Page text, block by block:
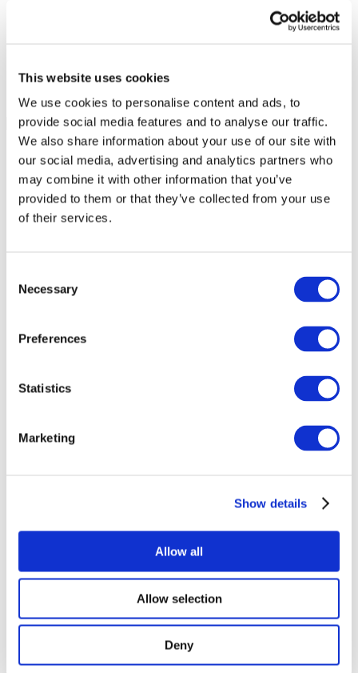
This website uses cookies
We use cookies to personalise content and ads, to
provide social media features and to analyse our traffic.
We also share information about your use of our site with
our social media, advertising and analytics partners who
may combine it with other information that you’ve
provided to them or that they’ve collected from your use
of their services.
Selection
Necessary
Preferences
Statistics
Marketing
Show details
Allow all
Allow selection
Deny
Все
мероприятия
Поп-музыка
Рок музыка
Джаз и блюз
Израильская музыка
Фольклор
Наше спецпредложение
Музыка